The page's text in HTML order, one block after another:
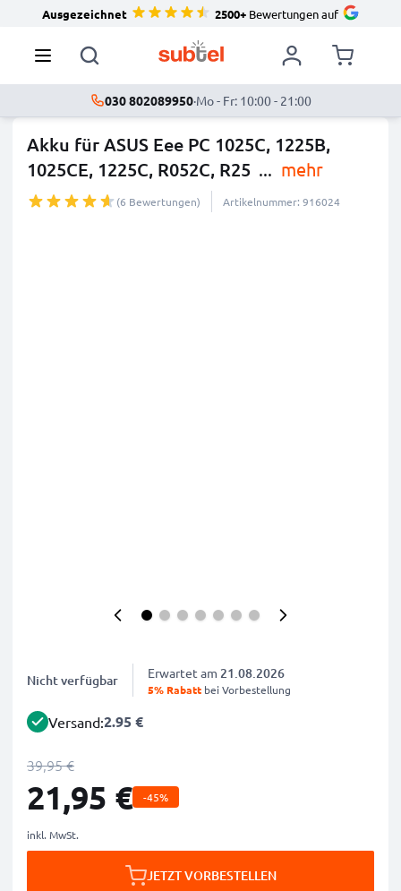
Ausgezeichnet 2500+Bewertungen auf
030 802089950·Mo - Fr: 10:00 - 21:00
Akku für ASUS Eee PC 1025C, 1225B,
1025CE, 1225C, R052C, R25 ... mehr
(6 Bewertungen) Artikelnummer: 916024
Nicht verfügbar Erwartet am 21.08.2026
5% Rabatt bei Vorbestellung
Versand:2.95 €
39,95 €
21,95 € -45%
inkl. MwSt.
JETZT VORBESTELLEN